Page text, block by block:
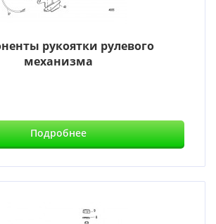
рукоятки рулевого
механизма
Подробнее